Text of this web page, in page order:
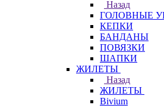
Назад
ГОЛОВНЫЕ
КЕПКИ
БАНДАНЫ
ПОВЯЗКИ
ШАПКИ
ЖИЛЕТЫ
Назад
ЖИЛЕТЫ
Bivium